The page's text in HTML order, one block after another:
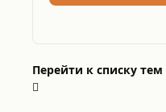
Перейти к списку тем